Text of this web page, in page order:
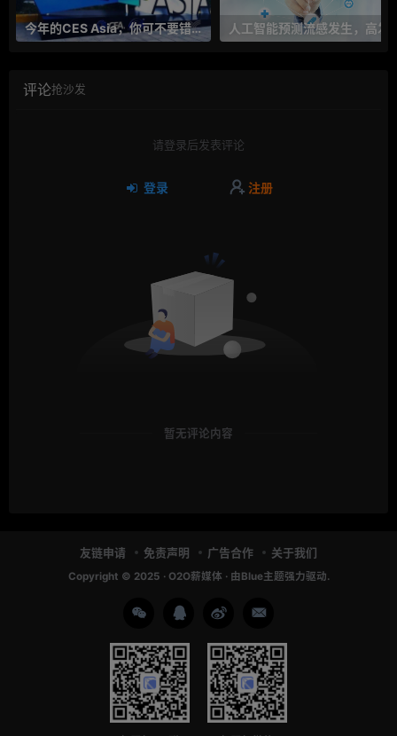
今年的CES Asia，你可不要错过这些自动驾驶看点
评论抢沙发
请登录后发表评论
登录 注册
暂无评论内容
友链申请 免责声明 广告合作 关于我们
Copyright © 2025 · O2O薪媒体 · 由Blue主题强力驱动.